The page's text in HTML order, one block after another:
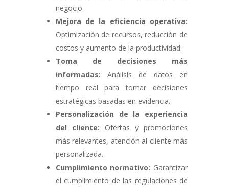
negocio.
Mejora de la eficiencia operativa:
Optimización de recursos, reducción de
costos y aumento de la productividad.
Toma de decisiones más
informadas: Análisis de datos en
tiempo real para tomar decisiones
estratégicas basadas en evidencia.
Personalización de la experiencia
del cliente: Ofertas y promociones
más relevantes, atención al cliente más
personalizada.
Cumplimiento normativo: Garantizar
el cumplimiento de las regulaciones de